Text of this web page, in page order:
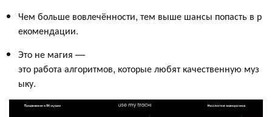
Чем больше вовлечённости, тем выше шансы попасть в р
екомендации.
Это не магия —
это работа алгоритмов, которые любят качественную муз
ыку.